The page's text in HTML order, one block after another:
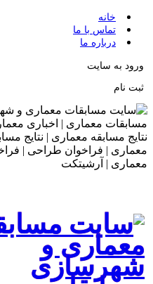
خانه
تماس با ما
درباره ما
ورود به سایت
ثبت نام